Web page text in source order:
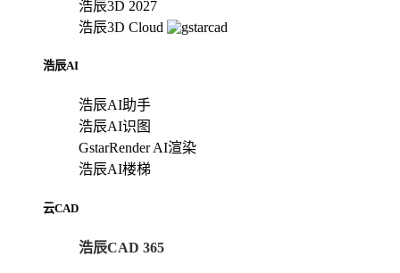
浩辰3D 2027
浩辰3D Cloud
浩辰AI
浩辰AI助手
浩辰AI识图
GstarRender AI渲染
浩辰AI楼梯
云CAD
浩辰CAD 365